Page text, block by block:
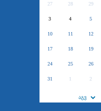
27 28 29
3 4 5
10 11 12
17 18 19
24 25 26
31 1 2